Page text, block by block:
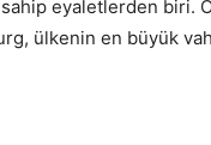
eyaletlerden biri.
ülkenin en büyük